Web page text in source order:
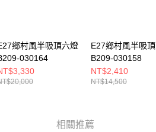
鄉村風半吸頂六燈
030164
E27鄉村風半吸
B209-030158
NT$2,410
NT$14,500
相關推薦